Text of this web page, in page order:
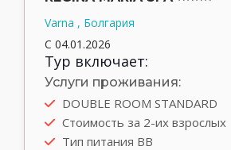
Varna , Болгария
С 04.01.2026
Тур включает:
Услуги проживания:
DOUBLE ROOM STANDARD
Стоимость за 2-их взрослых
Тип питания BB
Выезд туда 20.09.2025